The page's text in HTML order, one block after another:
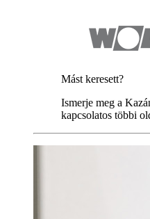
Mást keresett?
Ismerje meg a
kapcsolatos többi